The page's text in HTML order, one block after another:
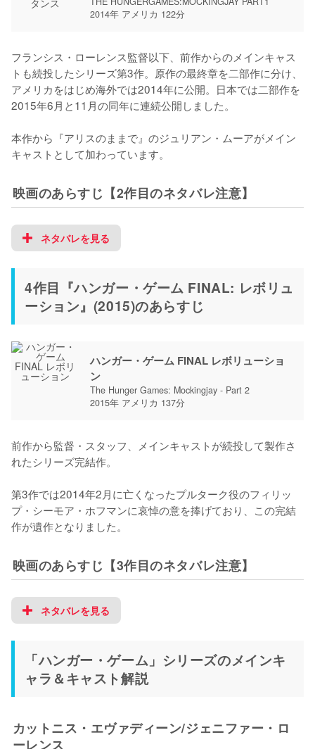
2014年 アメリカ 122分
フランシス・ローレンス監督以下、前作からのメインキャス
トも続投したシリーズ第3作。原作の最終章を二部作に分け、
アメリカをはじめ海外では2014年に公開。日本では二部作を
2015年6月と11月の同年に連続公開しました。
本作から『アリスのままで』のジュリアン・ムーアがメイン
キャストとして加わっています。
映画のあらすじ【2作目のネタバレ注意】
ネタバレを見る
4作目『ハンガー・ゲーム FINAL: レボリュ
ーション』(2015)のあらすじ
ハンガー・ゲーム FINAL レボリューショ
ン
The Hunger Games: Mockingjay - Part 2
2015年 アメリカ 137分
前作から監督・スタッフ、メインキャストが続投して製作さ
れたシリーズ完結作。
第3作では2014年2月に亡くなったプルターク役のフィリッ
プ・シーモア・ホフマンに哀悼の意を捧げており、この完結
作が遺作となりました。
映画のあらすじ【3作目のネタバレ注意】
ネタバレを見る
「ハンガー・ゲーム」シリーズのメインキ
ャラ＆キャスト解説
カットニス・エヴァディーン/ジェニファー・ロ
ーレンス